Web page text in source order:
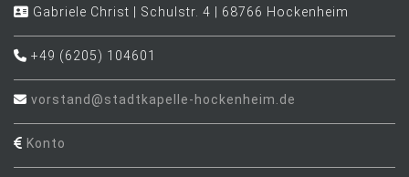
Gabriele Christ | Schulstr. 4 | 68766 Hockenheim
+49 (6205) 104601
vorstand@stadtkapelle-hockenheim.de
Konto